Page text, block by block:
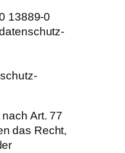
13889-0
Art. 77
das Recht,